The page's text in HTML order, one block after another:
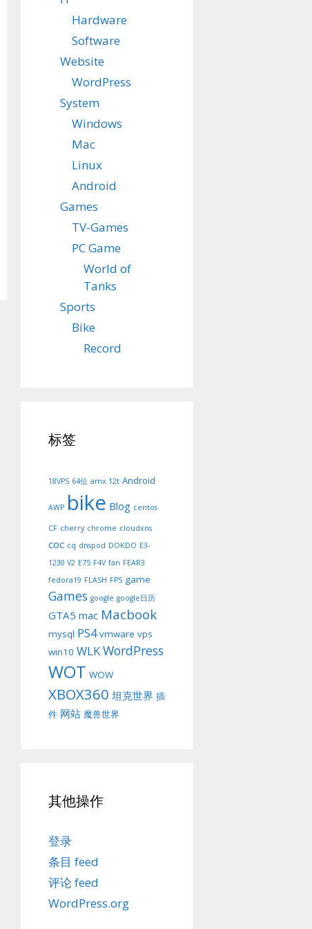
Hardware
Software
Website
WordPress
System
Windows
Mac
Linux
Android
Games
TV-Games
PC Game
World of
Tanks
Sports
Bike
Record
标签
18VPS 64位 amx 12t Android
AWP bike Blog centos
CF cherry chrome cloudxns
coc cq dnspod DOKDO E3-
1230 V2 E75 F4V fan FEAR3
fedora19 FLASH FPS game
Games google google日历
GTA5 mac Macbook
mysql PS4 vmware vps
win10 WLKWordPress
WOT WOW
XBOX360 坦克世界 插
件 网站 魔兽世界
其他操作
登录
条目 feed
评论 feed
WordPress.org